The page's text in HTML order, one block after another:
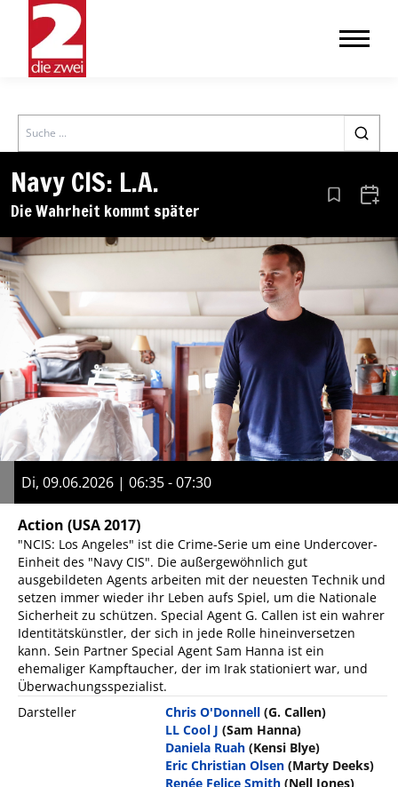
Search
Navy CIS: L.A.
Die Wahrheit kommt später Aus den
Di, 09.06.2026 | 06:35 - 07:30
Action (USA 2017)
"NCIS: Los Angeles" ist die Crime-Serie um eine Undercover-
Einheit des "Navy CIS". Die außergewöhnlich gut
ausgebildeten Agents arbeiten mit der neuesten Technik und
setzen immer wieder ihr Leben aufs Spiel, um die Nationale
Sicherheit zu schützen. Special Agent G. Callen ist ein wahrer
Identitätskünstler, der sich in jede Rolle hineinversetzen
kann. Sein Partner Special Agent Sam Hanna ist ein
ehemaliger Kampftaucher, der im Irak stationiert war, und
Überwachungsspezialist.
Darsteller
Chris O'Donnell (G. Callen)
LL Cool J (Sam Hanna)
Daniela Ruah (Kensi Blye)
Eric Christian Olsen (Marty Deeks)
Renée Felice Smith (Nell Jones)